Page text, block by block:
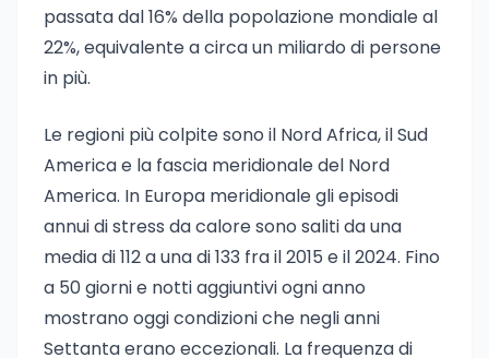
passata dal 16% della popolazione mondiale al
22%, equivalente a circa un miliardo di persone
in più.
Le regioni più colpite sono il Nord Africa, il Sud
America e la fascia meridionale del Nord
America. In Europa meridionale gli episodi
annui di stress da calore sono saliti da una
media di 112 a una di 133 fra il 2015 e il 2024. Fino
a 50 giorni e notti aggiuntivi ogni anno
mostrano oggi condizioni che negli anni
Settanta erano eccezionali. La frequenza di